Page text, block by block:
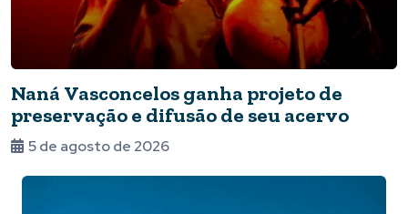
Naná Vasconcelos ganha projeto de
preservação e difusão de seu acervo
5 de agosto de 2026